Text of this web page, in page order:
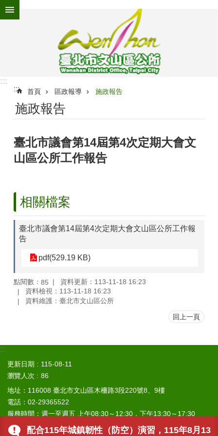
跳到主要內容區塊
配合115年城鎮韌性（防空）演習，115年8月13
為
務
機
介
文
山
鄰
災
災
資
訊
網
(Disaster
prevention
and
response)
:::
:::
首頁 區政報導 施政報告
施政報告
臺北市議會第14屆第4次定期大會文
山區公所工作報告
相關檔案
臺北市議會第14屆第4次定期大會文山區公所工作報
告
pdf(529.19 KB)
點閱數： 85
資料更新：113-11-18 16:23
資料檢視：113-11-18 16:23
資料維護：臺北市文山區公所
回上一頁
:::
更新日期
115-08-11
瀏覽人次
86
地址：116008 臺北市文山區木柵路3段220號8、9樓
電話：02-29365522
服務時間：週一至週五 上午08:30～12:30，下午13:30～17:30
(12:30～13:30便民服務櫃檯不休息；調解會午休時段不受理) 週